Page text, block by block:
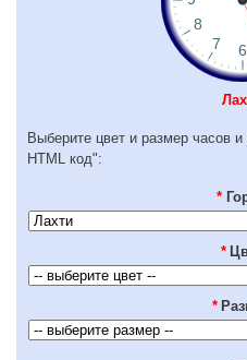
Выберите цвет и размер часов
HTML код":
*
*
*